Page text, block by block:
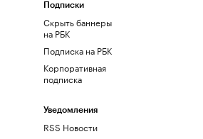
Подписки
Скрыть баннеры
на РБК
Подписка на РБК
Корпоративная
подписка
Уведомления
RSS Новости